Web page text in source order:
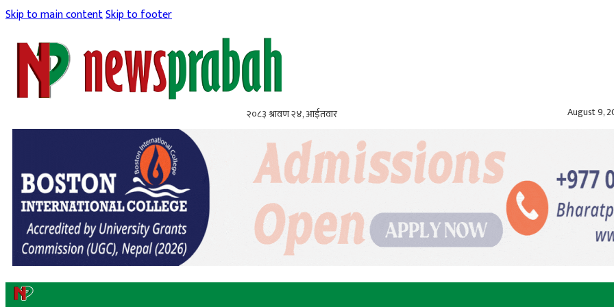
Skip to main contentSkip to footer
२०८३ श्रावण २४, आईतवार August 9,